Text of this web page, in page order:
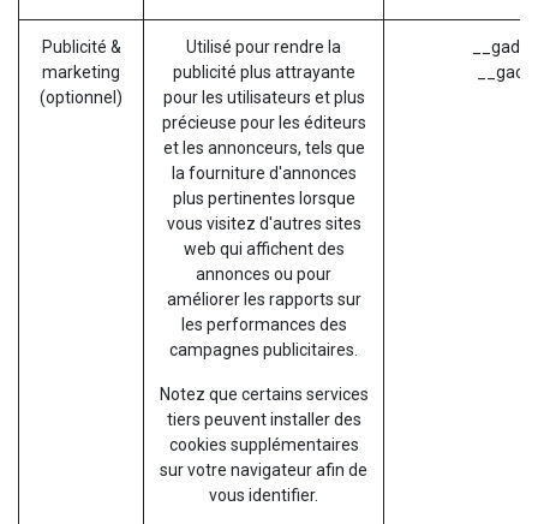
Publicité &
marketing
(optionnel)
Utilisé pour rendre la
publicité plus attrayante
pour les utilisateurs et plus
précieuse pour les éditeurs
et les annonceurs, tels que
la fourniture d'annonces
plus pertinentes lorsque
vous visitez d'autres sites
web qui affichent des
annonces ou pour
améliorer les rapports sur
les performances des
campagnes publicitaires.
Notez que certains services
tiers peuvent installer des
cookies supplémentaires
sur votre navigateur afin de
vous identifier.
__gads
__gac